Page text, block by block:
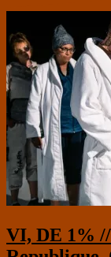
VI, DE 1%